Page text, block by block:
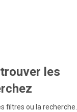
les
filtres ou la recherche.